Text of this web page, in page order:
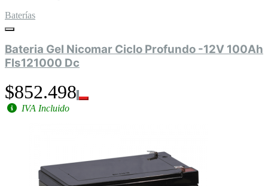
Baterías
Bateria Gel Nicomar Ciclo Profundo -12V 100Ah
Fls121000 Dc
$852.498
IVA Incluido